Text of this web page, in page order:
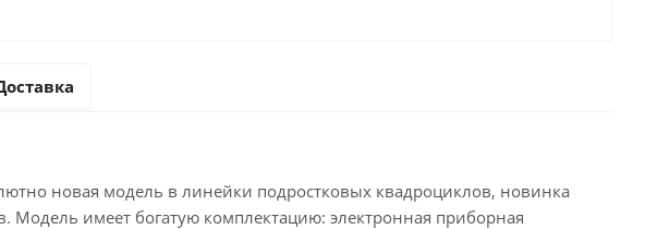
новая модель в линейки подростковых квадроциклов, новинка
Модель имеет богатую комплектацию: электронная приборная